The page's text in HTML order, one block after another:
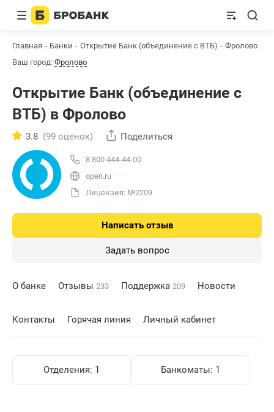
Главная Банки Открытие Банк (объединение с ВТБ)
Фролово
Ваш город: Фролово
Открытие Банк (объединение с
ВТБ) в Фролово
8 800 444-44-00
open.ru
Лицензия: №2209
3.8 (99 оценок) Поделиться
Написать отзыв
Задать вопрос
О банке Отзывы 233 Поддержка 209 Новости
Контакты Горячая линия Личный кабинет
Отделения: 1 Банкоматы: 1